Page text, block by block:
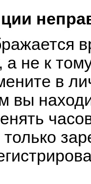
а не к
в
вы
только